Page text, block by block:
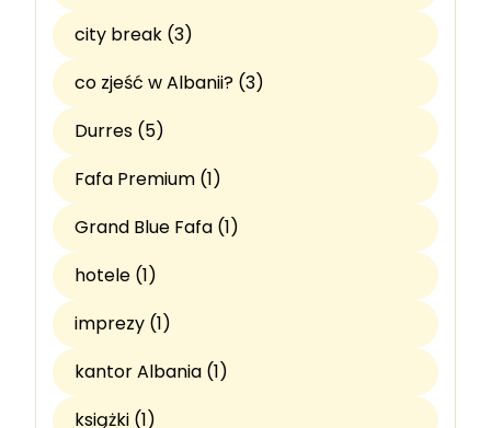
city break (3)
co zjeść w Albanii? (3)
Durres (5)
Fafa Premium (1)
Grand Blue Fafa (1)
hotele (1)
imprezy (1)
kantor Albania (1)
książki (1)